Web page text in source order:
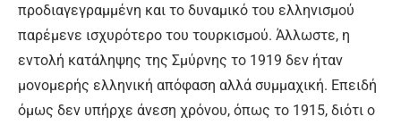
προδιαγεγραμμένη και το δυναμικό του ελληνισμού
παρέμενε ισχυρότερο του τουρκισμού. Άλλωστε, η
εντολή κατάληψης της Σμύρνης το 1919 δεν ήταν
μονομερής ελληνική απόφαση αλλά συμμαχική. Επειδή
όμως δεν υπήρχε άνεση χρόνου, όπως το 1915, διότι ο